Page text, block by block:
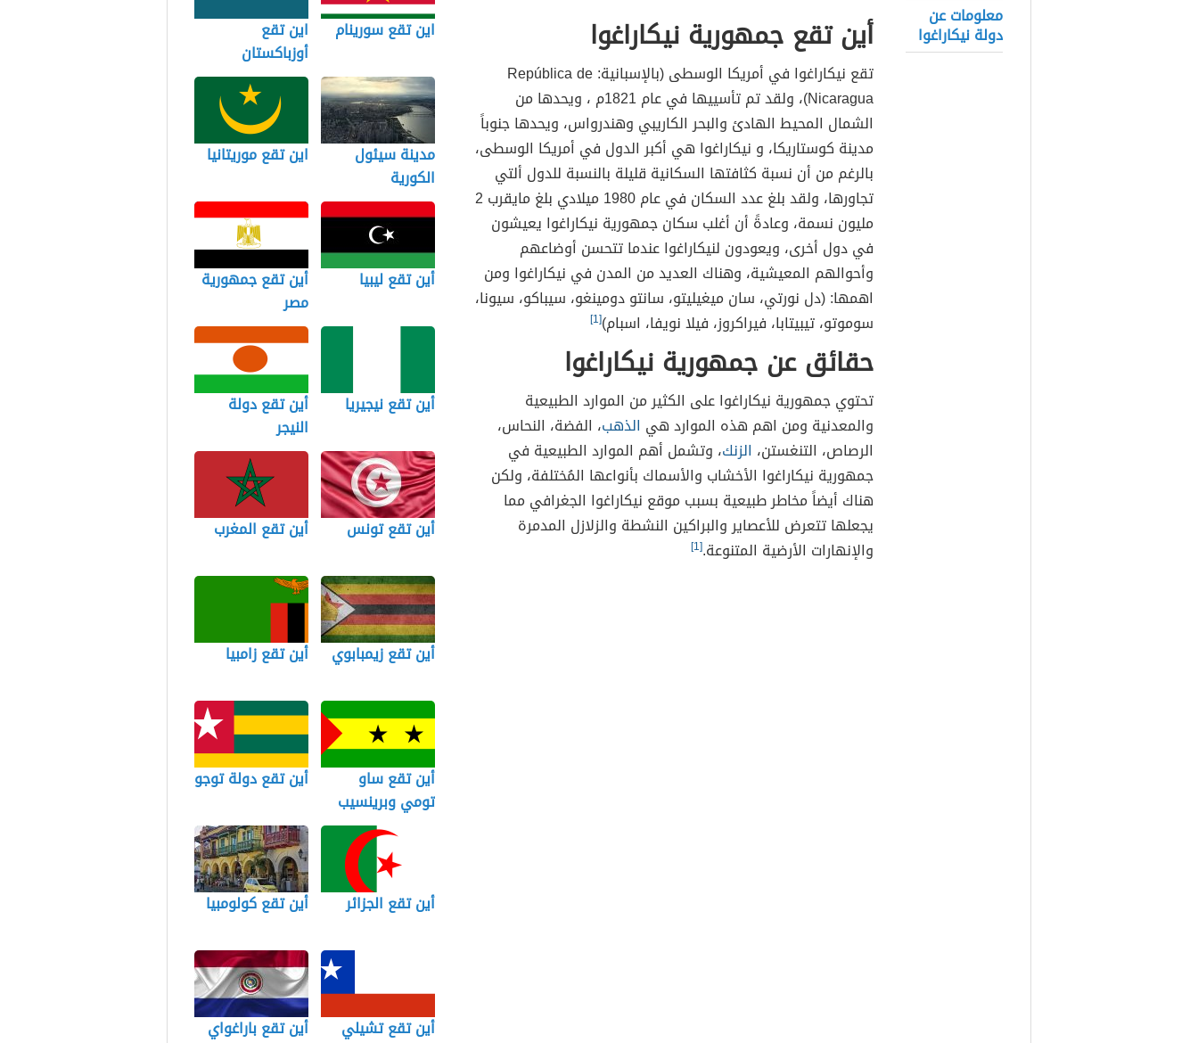
معلومات عن
دولة نيكاراغوا أين تقع جمهورية نيكاراغوا
تقع نيكاراغوا في أمريكا الوسطى (بالإسبانية: República de
Nicaragua)، ولقد تم تأسييها في عام 1821م ، ويحدها من
الشمال المحيط الهادئ والبحر الكاريبي وهندرواس، ويحدها جنوباً
مدينة كوستاريكا، و نيكاراغوا هي أكبر الدول في أمريكا الوسطى،
بالرغم من أن نسبة كثافتها السكانية قليلة بالنسبة للدول ألتي
تجاورها، ولقد بلغ عدد السكان في عام 1980 ميلادي بلغ مايقرب 2
مليون نسمة، وعادةً أن أغلب سكان جمهورية نيكاراغوا يعيشون
في دول أخرى، ويعودون لنيكاراغوا عندما تتحسن أوضاعهم
وأحوالهم المعيشية، وهناك العديد من المدن في نيكاراغوا ومن
اهمها: (دل نورتي، سان ميغيليتو، سانتو دومينغو، سيباكو، سيونا،
سوموتو، تيبيتابا، فيراكروز، فيلا نويفا، اسبام)[1]
حقائق عن جمهورية نيكاراغوا
تحتوي جمهورية نيكاراغوا على الكثير من الموارد الطبيعية
والمعدنية ومن اهم هذه الموارد هي الذهب، الفضة، النحاس،
الرصاص، التنغستن، الزنك، وتشمل أهم الموارد الطبيعية في
جمهورية نيكاراغوا الأخشاب والأسماك بأنواعها المُختلفة، ولكن
هناك أيضاً مخاطر طبيعية بسبب موقع نيكاراغوا الجغرافي مما
يجعلها تتعرض للأعصاير والبراكين النشطة والزلازل المدمرة
والإنهارات الأرضية المتنوعة.[1]
اين تقع سورينام
اين تقع
أوزباكستان
مدينة سيئول
الكورية
اين تقع موريتانيا
أين تقع ليبيا
أين تقع جمهورية
مصر
أين تقع نيجيريا
أين تقع دولة
النيجر
أين تقع تونس أين تقع المغرب
أين تقع زيمبابوي أين تقع زامبيا
أين تقع ساو
تومي وبرينسيب
أين تقع دولة توجو
أين تقع الجزائر أين تقع كولومبيا
أين تقع تشيلي أين تقع باراغواي